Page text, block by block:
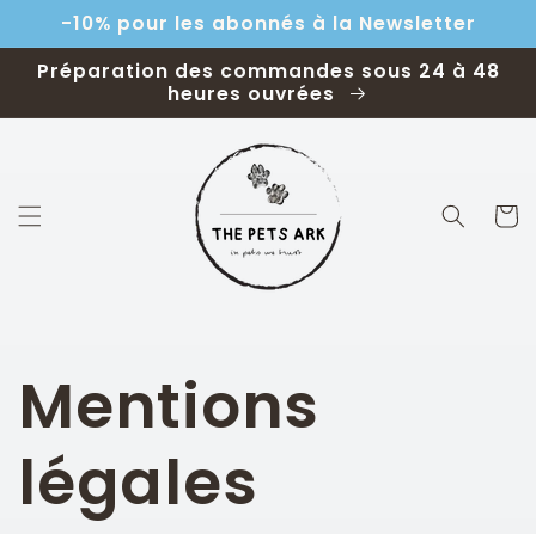
passer
au
contenu
-10% pour les abonnés à la Newsletter
Préparation des commandes sous 24 à 48
heures ouvrées
Panier
Mentions
légales